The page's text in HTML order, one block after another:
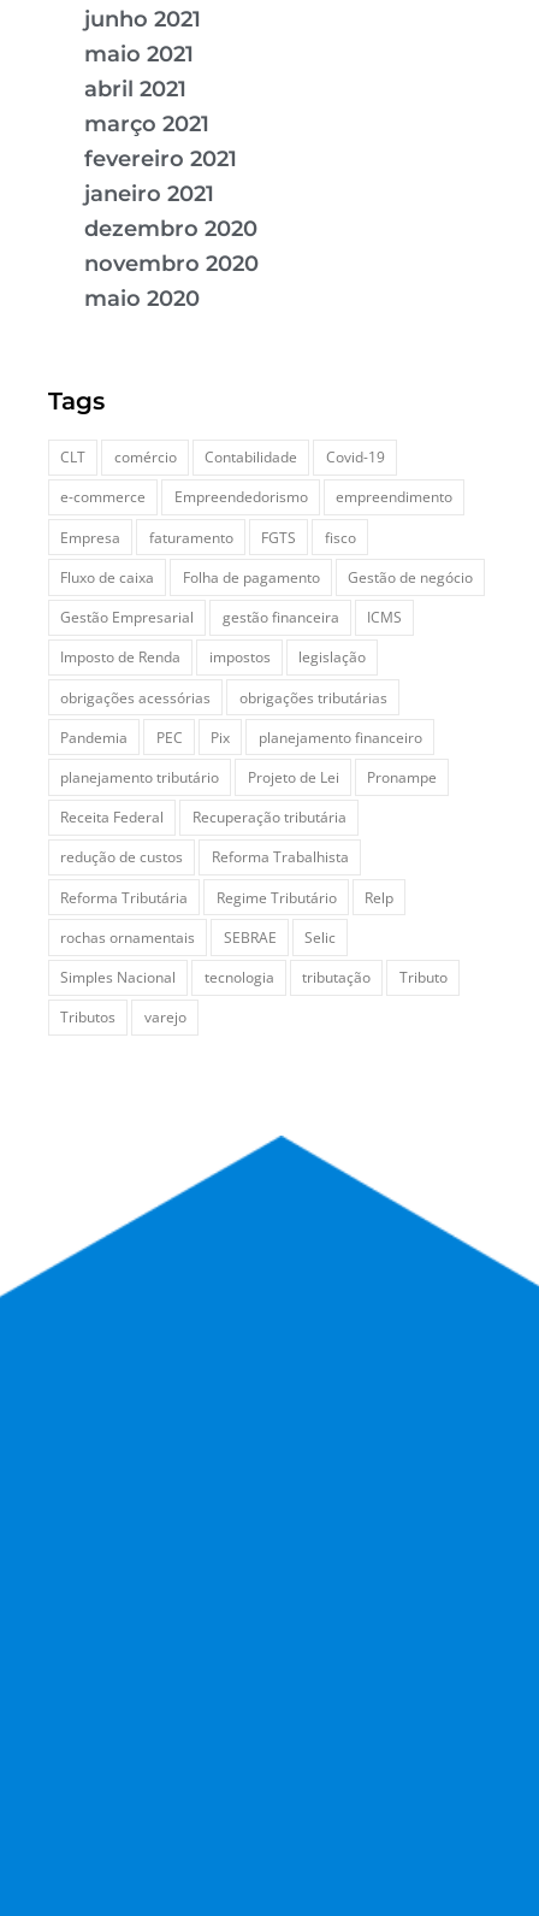
junho 2021
maio 2021
abril 2021
março 2021
fevereiro 2021
janeiro 2021
dezembro 2020
novembro 2020
maio 2020
Tags
CLT comércio Contabilidade
Covid-19
e-commerce
Empreendedorismo
empreendimento
Empresa
faturamento FGTS
fisco
Fluxo de caixa
Folha de pagamento
Gestão de negócio
Gestão Empresarial
gestão financeira
ICMS
Imposto de Renda
impostos
legislação
obrigações acessórias
obrigações tributárias
Pandemia
PEC Pix
planejamento financeiro
planejamento tributário
Projeto de Lei
Pronampe
Receita Federal
Recuperação tributária
redução de custos
Reforma Trabalhista
Reforma Tributária
Regime Tributário
Relp
rochas ornamentais
SEBRAE
Selic
Simples Nacional
tecnologia tributação
Tributo
Tributos
varejo